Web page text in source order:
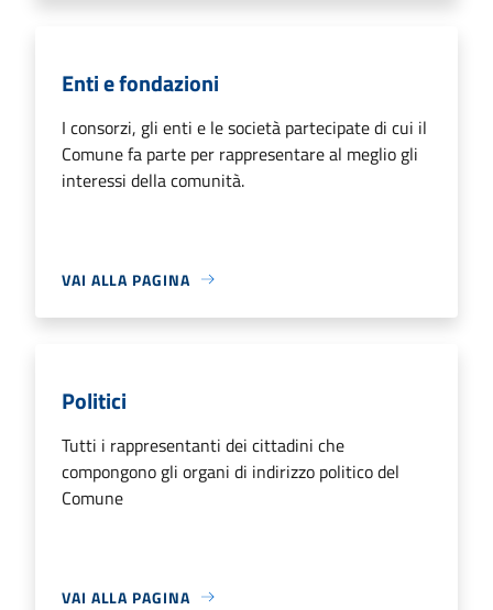
Enti e fondazioni
I consorzi, gli enti e le società partecipate di cui il
Comune fa parte per rappresentare al meglio gli
interessi della comunità.
VAI ALLA PAGINA
Politici
Tutti i rappresentanti dei cittadini che
compongono gli organi di indirizzo politico del
Comune
VAI ALLA PAGINA